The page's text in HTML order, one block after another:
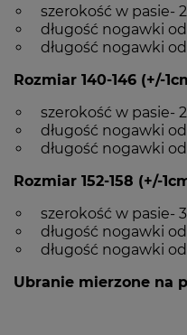
szerokość w pasie-
długość nogawki
długość nogawki
Rozmiar 140-146 (+/-
szerokość w pasie-
długość nogawki
długość nogawki
Rozmiar 152-158 (+/-
szerokość w pasie-
długość nogawki
długość nogawki
Ubranie mierzone na